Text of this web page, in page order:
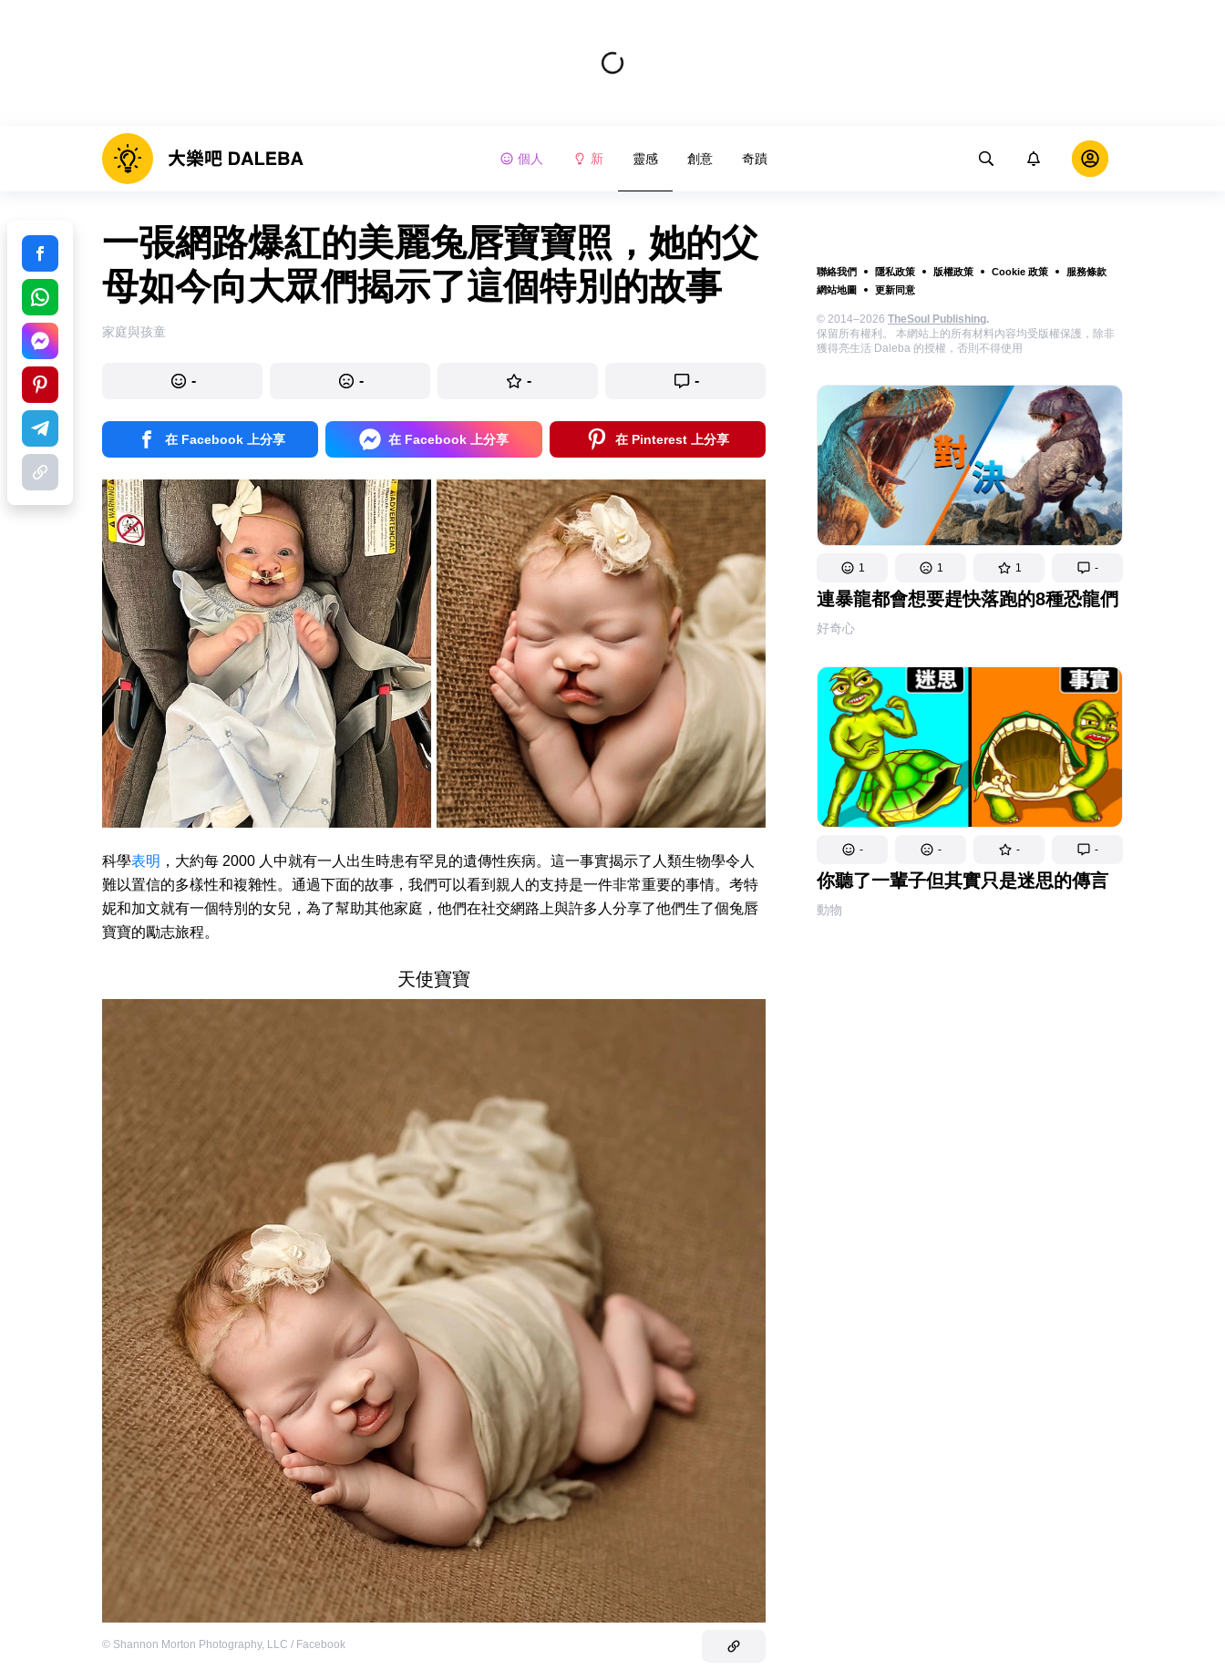
個人 新 靈感 創意 奇蹟
聯絡我們 隱私政策 版權政策 Cookie 政策
服務條款
網站地圖
更新同意
© 2014–2026 TheSoul Publishing.
保留所有權利。 本網站上的所有材料內容均受版權保護，除非
獲得亮生活 Daleba 的授權，否則不得使用
1 1 1 -
連暴龍都會想要趕快落跑的8種恐龍們
好奇心
- - - -
你聽了一輩子但其實只是迷思的傳言
動物
一張網路爆紅的美麗兔唇寶寶照，她的父
母如今向大眾們揭示了這個特別的故事
家庭與孩童
- - - -
在 Facebook 上分享 在 Facebook 上分享 在 Pinterest 上分享
科學表明 ，大約每 2000 人中就有一人出生時患有罕見的遺傳性疾病。這一事實揭示了人類生物學令人
難以置信的多樣性和複雜性。通過下面的故事，我們可以看到親人的支持是一件非常重要的事情。考特
妮和加文就有一個特別的女兒，為了幫助其他家庭，他們在社交網路上與許多人分享了他們生了個兔唇
寶寶的勵志旅程。
天使寶寶
© Shannon Morton Photography, LLC / Facebook